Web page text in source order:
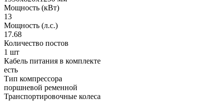
Мощность (кВт)
13
Мощность (л.с.)
17.68
Количество постов
1 шт
Кабель питания в комплекте
есть
Тип компрессора
поршневой ременной
Транспортировочные колеса